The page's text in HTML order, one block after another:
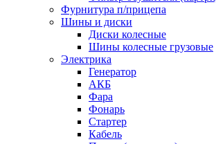
Фурнитура п/прицепа
Шины и диски
Диски колесные
Шины колесные грузовые
Электрика
Генератор
АКБ
Фара
Фонарь
Стартер
Кабель